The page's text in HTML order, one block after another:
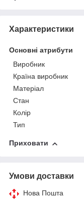
Характеристики
Основні атрибути
Виробник
Країна виробник
Матеріал
Стан
Колір
Тип
Приховати
Умови доставки
Нова Пошта